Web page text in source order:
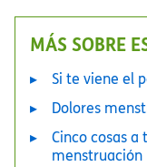
MÁS SOBRE
Si te viene el
Dolores
Cinco cosas
menstruación